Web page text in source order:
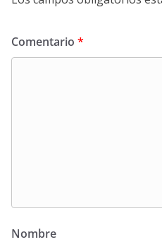
Comentario *
Nombre